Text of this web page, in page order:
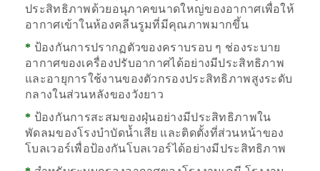
ประสิทธิภาพด้วยอนุภาคขนาดใหญ่ของอากาศเพื่อให้
อากาศเข้าในห้องคลีนรูมที่มีคุณภาพมากขึ้น
* ป้องกันการปรากฏตัวของคราบรอบ ๆ ช่องระบาย
อากาศของเครื่องปรับอากาศได้อย่างมีประสิทธิภาพ
และอายุการใช้งานของตัวกรองประสิทธิภาพสูงระดับ
กลางในส่วนหลังของวังยาว
* ป้องกันการสะสมของฝุ่นอย่างมีประสิทธิภาพใน
พัดลมของโรงบำบัดน้ำเสีย และติดตั้งที่ส่วนหน้าของ
โบลเวอร์เพื่อป้องกันโบลเวอร์ได้อย่างมีประสิทธิภาพ